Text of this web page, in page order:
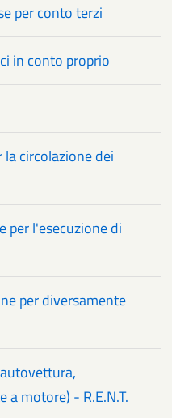
per conto terzi
in conto proprio
circolazione dei
per l'esecuzione di
per diversamente
motore) - R.E.N.T.